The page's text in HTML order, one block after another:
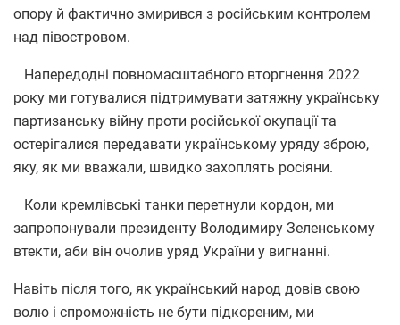
опору й фактично змирився з російським контролем
над півостровом.
Напередодні повномасштабного вторгнення 2022
року ми готувалися підтримувати затяжну українську
партизанську війну проти російської окупації та
остерігалися передавати українському уряду зброю,
яку, як ми вважали, швидко захоплять росіяни.
Коли кремлівські танки перетнули кордон, ми
запропонували президенту Володимиру Зеленському
втекти, аби він очолив уряд України у вигнанні.
Навіть після того, як український народ довів свою
волю і спроможність не бути підкореним, ми